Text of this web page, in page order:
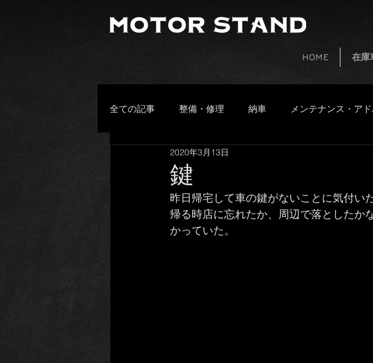
HOME 在庫
全ての記事 整備・修理 納車 メンテナンス・ア
プライベート その他
お客様の愛車 ファッション 飲食
鍵
2020年3月13日
昨日帰宅して車の鍵がないことに気付いた
帰る時店に忘れたか、周辺で落としたか
かっていた。